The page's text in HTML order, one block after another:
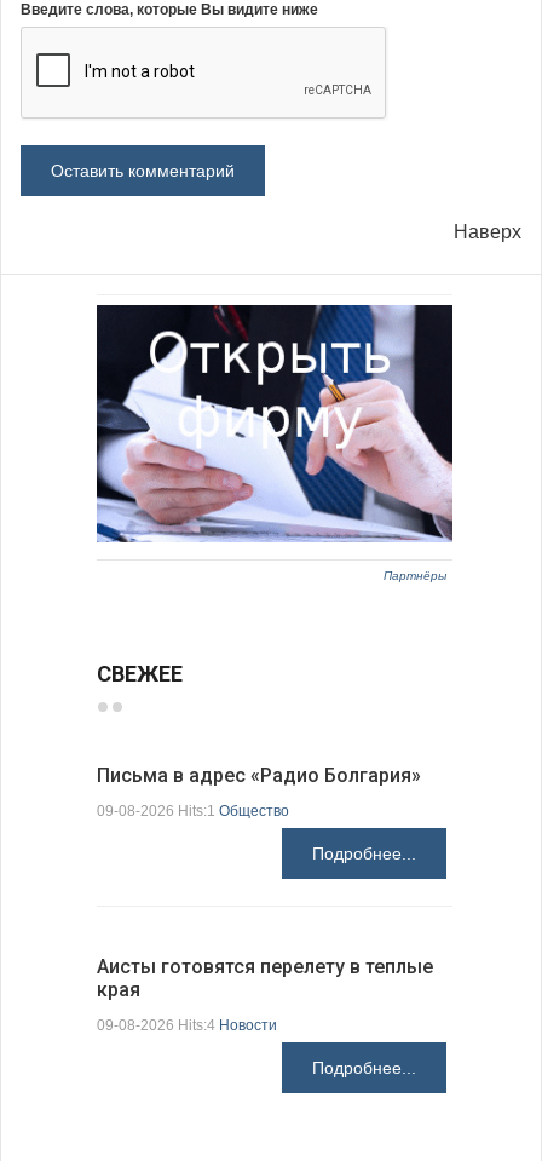
Введите слова, которые Вы видите ниже
Наверх
Партнёры
СВЕЖЕЕ
Письма в адрес «Радио Болгария»
09-08-2026 Hits:1 Общество
Подробнее...
Аисты готовятся перелету в теплые
края
09-08-2026 Hits:4 Новости
Подробнее...